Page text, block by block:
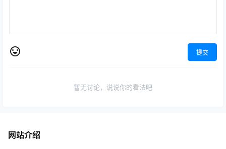
提交
暂无讨论，说说你的看法吧
网站介绍